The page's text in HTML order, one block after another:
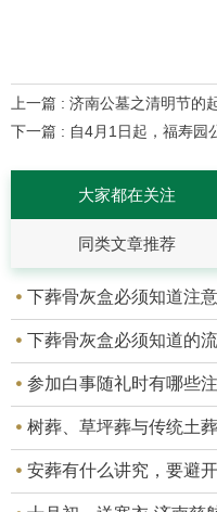
上一篇 : 济南公墓之清明节的
下一篇 : 自4月1日起，福寿园
大家都在关注
同类文章推荐
下葬骨灰盒必须知道注
下葬骨灰盒必须知道的
参加白事随礼时有哪些
树葬、草坪葬与传统土
安葬有什么讲究，要避